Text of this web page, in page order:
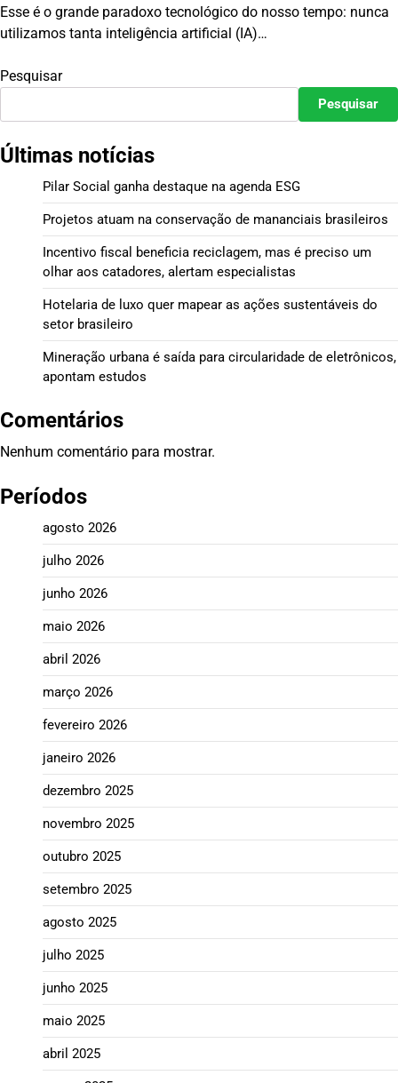
Esse é o grande paradoxo tecnológico do nosso tempo: nunca
utilizamos tanta inteligência artificial (IA)…
Pesquisar
Pesquisar
Últimas notícias
Pilar Social ganha destaque na agenda ESG
Projetos atuam na conservação de mananciais brasileiros
Incentivo fiscal beneficia reciclagem, mas é preciso um
olhar aos catadores, alertam especialistas
Hotelaria de luxo quer mapear as ações sustentáveis do
setor brasileiro
Mineração urbana é saída para circularidade de eletrônicos,
apontam estudos
Comentários
Nenhum comentário para mostrar.
Períodos
agosto 2026
julho 2026
junho 2026
maio 2026
abril 2026
março 2026
fevereiro 2026
janeiro 2026
dezembro 2025
novembro 2025
outubro 2025
setembro 2025
agosto 2025
julho 2025
junho 2025
maio 2025
abril 2025